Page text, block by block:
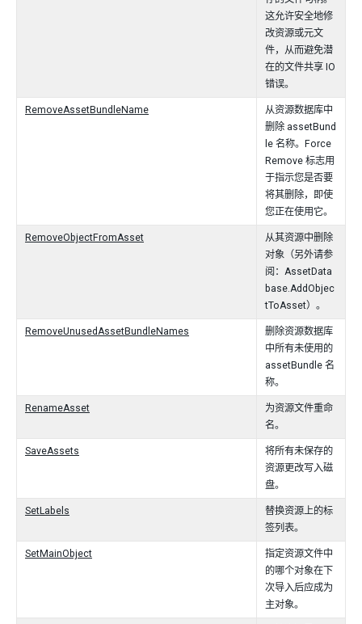
这允许安全地修
改资源或元文
件，从而避免潜
在的文件共享 IO
错误。
RemoveAssetBundleName
从资源数据库中
删除 assetBund
le 名称。Force
Remove 标志用
于指示您是否要
将其删除，即使
您正在使用它。
RemoveObjectFromAsset
从其资源中删除
对象（另外请参
阅：AssetData
base.AddObjec
tToAsset）。
RemoveUnusedAssetBundleNames
删除资源数据库
中所有未使用的
assetBundle 名
称。
RenameAsset
为资源文件重命
名。
SaveAssets
将所有未保存的
资源更改写入磁
盘。
SetLabels
替换资源上的标
签列表。
SetMainObject
指定资源文件中
的哪个对象在下
次导入后应成为
主对象。